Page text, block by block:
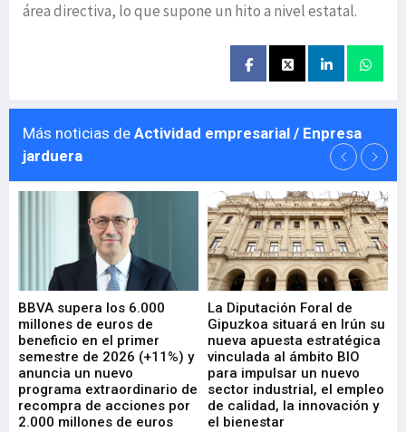
área directiva, lo que supone un hito a nivel estatal.
Más noticias de Actividad empresarial / Enpresa
jarduera
BBVA supera los 6.000
millones de euros de
beneficio en el primer
semestre de 2026 (+11%) y
anuncia un nuevo
programa extraordinario de
recompra de acciones por
2.000 millones de euros
La Diputación Foral de
Gipuzkoa situará en Irún su
nueva apuesta estratégica
vinculada al ámbito BIO
para impulsar un nuevo
sector industrial, el empleo
de calidad, la innovación y
el bienestar